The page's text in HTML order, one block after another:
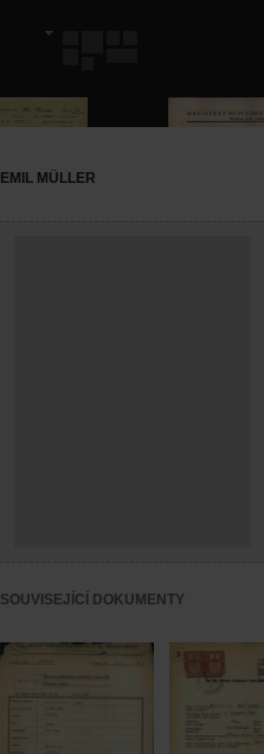
EMIL MÜLLER
SOUVISEJÍCÍ DOKUMENTY